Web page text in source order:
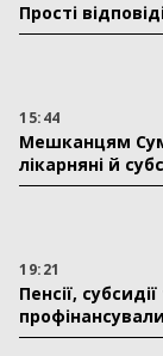
Прості
15:44
Мешканцям
лікарняні й
19:21
Пенсії,